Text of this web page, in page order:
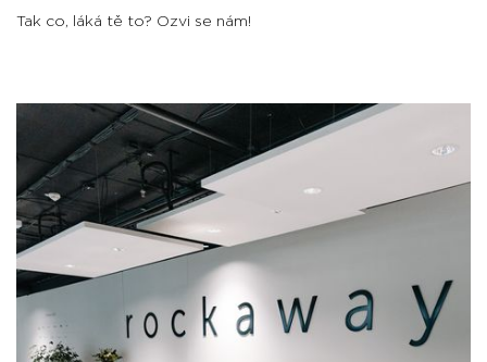
Tak co, láká tě to? Ozvi se nám!